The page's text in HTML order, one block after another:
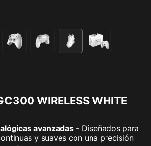
WIRELESS WHITE
avanzadas - Diseñados para
y suaves con una precisión